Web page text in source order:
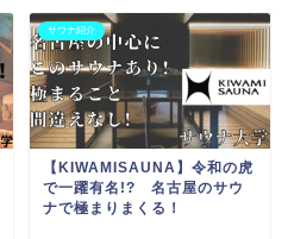
サウナ紹介
【KIWAMISAUNA】令和の虎
で一躍有名!? 名古屋のサウ
ナで極まりまくる！